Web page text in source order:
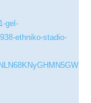
gel-
ethniko-stadio-